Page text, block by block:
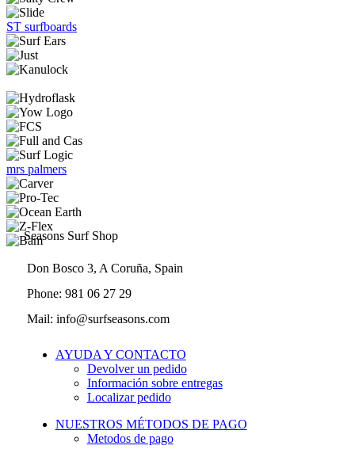
ST surfboards
mrs palmers
Seasons Surf Shop
Don Bosco 3, A Coruña, Spain
Phone: 981 06 27 29
Mail: info@surfseasons.com
AYUDA Y CONTACTO
Devolver un pedido
Información sobre entregas
Localizar pedido
NUESTROS MÉTODOS DE PAGO
Metodos de pago